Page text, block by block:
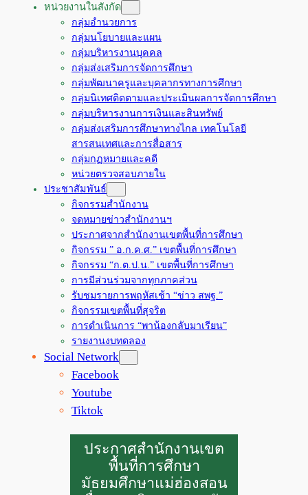
หน่วยงานในสังกัด
กลุ่มอำนวยการ
กลุ่มนโยบายและแผน
กลุ่มบริหารงานบุคคล
กลุ่มส่งเสริมการจัดการศึกษา
กลุ่มพัฒนาครูและบุคลากรทางการศึกษา
กลุ่มนิเทศติดตามและประเมินผลการจัดการศึกษา
กลุ่มบริหารงานการเงินและสินทรัพย์
กลุ่มส่งเสริมการศึกษาทางไกล เทคโนโลยี
สารสนเทศและการสื่อสาร
กลุ่มกฏหมายและคดี
หน่วยตรวจสอบภายใน
ประชาสัมพันธ์
กิจกรรมสำนักงาน
จดหมายข่าวสำนักงานฯ
ประกาศจากสำนักงานเขตพื้นที่การศึกษา
กิจกรรม ” อ.ก.ค.ศ.” เขตพื้นที่การศึกษา
กิจกรรม “ก.ต.ป.น.” เขตพื้นที่การศึกษา
การมีส่วนร่วมจากทุกภาคส่วน
รับชมรายการพฤหัสเช้า “ข่าว สพฐ.”
กิจกรรมเขตพื้นที่สุจริต
การดำเนินการ “พาน้องกลับมาเรียน”
รายงานงบทดลอง
Social Network
Facebook
Youtube
Tiktok
ประกาศสำนักงานเขต
พื้นที่การศึกษา
มัธยมศึกษาแม่ฮ่องสอน